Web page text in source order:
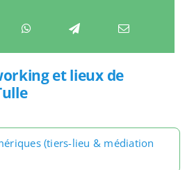
et lieux de
(tiers-lieu & médiation